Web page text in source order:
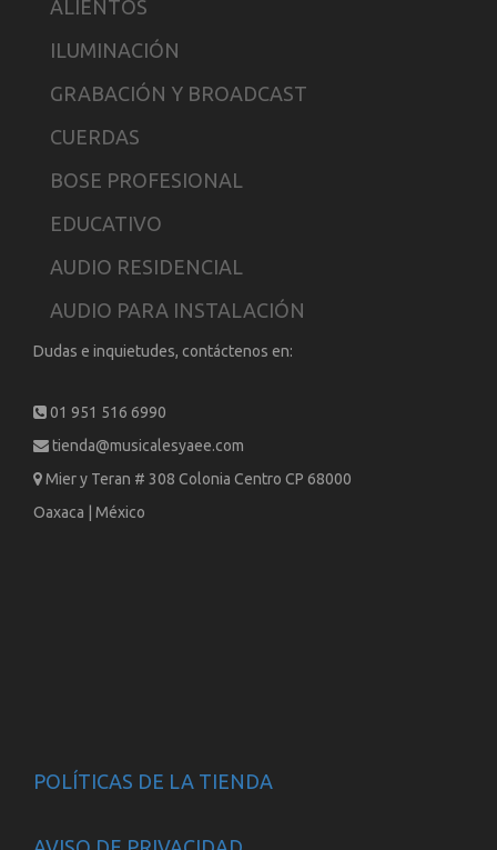
ALIENTOS
ILUMINACIÓN
GRABACIÓN Y BROADCAST
CUERDAS
BOSE PROFESIONAL
EDUCATIVO
AUDIO RESIDENCIAL
AUDIO PARA INSTALACIÓN
Dudas e inquietudes, contáctenos en:
01 951 516 6990
tienda@musicalesyaee.com
Mier y Teran # 308 Colonia Centro CP 68000
Oaxaca | México
POLÍTICAS DE LA TIENDA